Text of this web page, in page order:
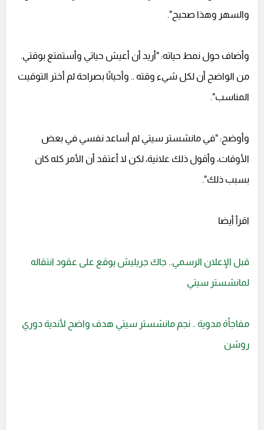
والسهر وهذا صحيح".
وأضاف حول نمط حياته: "أريد أن أعيش حياتي وأستمتع بوقتي.
من الواضح أن لكل شيء وقته .. وأحيانًا بصراحة لم أختر التوقيت
المناسب".
وأوضح: "في مانشستر سيتي لم أساعد نفسي في بعض
الأوقات، وأقول ذلك علانية، لكن لا أعتقد أن الأمر كله كان
بسبب ذلك".
اقرأ أيضا
قبل الإعلان الرسمي.. جاك جريليش يوقع على عقود انتقاله
لمانشستر سيتي
مفاجأة مدوية .. نجم مانشستر سيتي هدف واضح لأندية دوري
روشن